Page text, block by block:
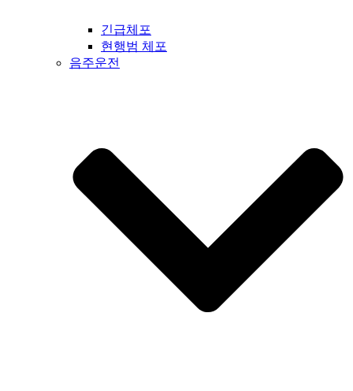
긴급체포
현행범 체포
음주운전